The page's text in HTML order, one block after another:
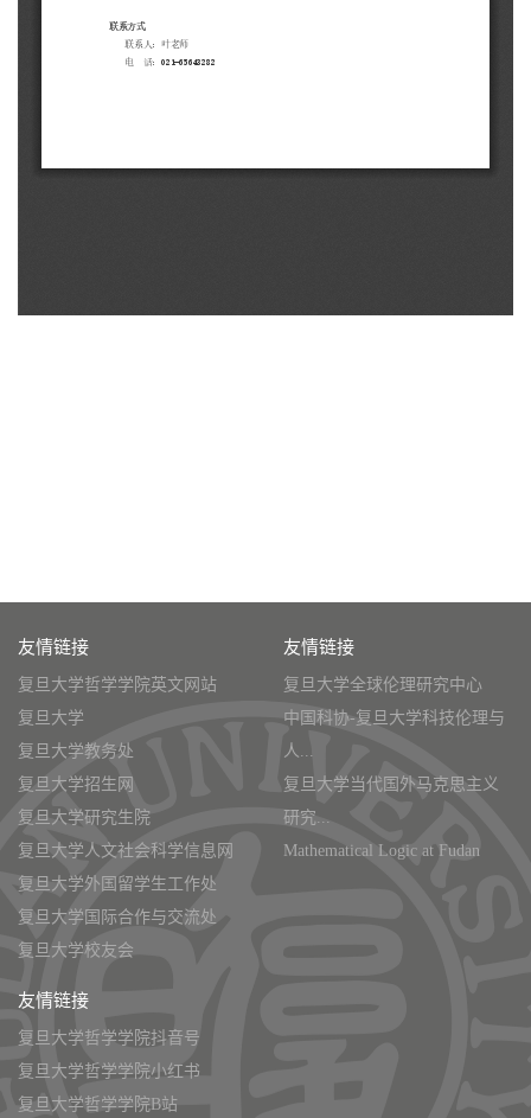
友情链接
复旦大学哲学学院英文网站
复旦大学
复旦大学教务处
复旦大学招生网
复旦大学研究生院
复旦大学人文社会科学信息网
复旦大学外国留学生工作处
复旦大学国际合作与交流处
复旦大学校友会
友情链接
复旦大学全球伦理研究中心
中国科协-复旦大学科技伦理与
人...
复旦大学当代国外马克思主义
研究...
Mathematical Logic at Fudan
友情链接
复旦大学哲学学院抖音号
复旦大学哲学学院小红书
复旦大学哲学学院B站